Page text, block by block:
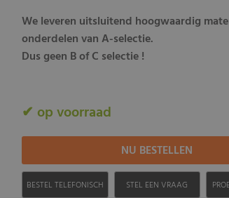
We leveren uitsluitend hoogwaardig
onderdelen van A-selectie.
Dus geen B of C selectie !
✔ op voorraad
BESTEL TELEFONISCH STEL EEN VRAAG